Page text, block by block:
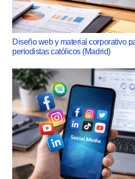
Diseño web y material corporativo
periodistas católicos (Madrid)